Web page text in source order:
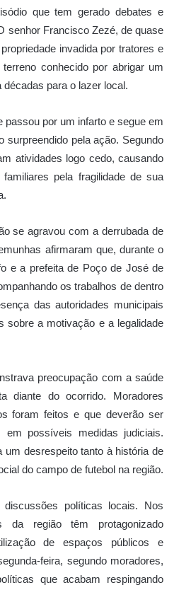
que tem gerado debates e
senhor Francisco Zezé, de quase
invadida por tratores e
conhecido por abrigar um
para o lazer local.
passou por um infarto e segue em
surpreendido pela ação. Segundo
atividades logo cedo, causando
pela fragilidade de sua
se agravou com a derrubada de
afirmaram que, durante o
e a prefeita de Poço de José de
os trabalhos de dentro
das autoridades municipais
sobre a motivação e a legalidade
preocupação com a saúde
diante do ocorrido. Moradores
foram feitos e que deverão ser
em possíveis medidas judiciais.
um desrespeito tanto à história de
do campo de futebol na região.
políticas locais. Nos
da região têm protagonizado
de espaços públicos e
feira, segundo moradores,
que acabam respingando